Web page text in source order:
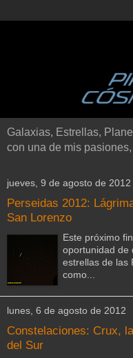
Galaxias, Estrellas,
con una de mis
jueves, 9 de agosto de 2012
Perseidas 2012:
San Lorenzo
Este próximo
oportunidad de
estrellas de las
como...
lunes, 6 de agosto de 2012
Constelaciones: Crux,
del Sur